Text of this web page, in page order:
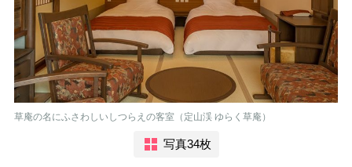
草庵の名にふさわしいしつらえの客室（定山渓 ゆらく草庵）
写真34枚